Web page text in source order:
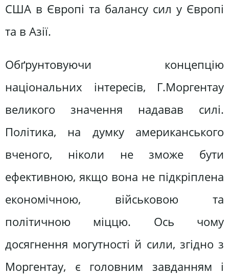
США в Європі та балансу сил у Європі
та в Азії.
Обґрунтовуючи концепцію
національних інтересів, Г.Моргентау
великого значення надавав силі.
Політика, на думку американського
вченого, ніколи не зможе бути
ефективною, якщо вона не підкріплена
економічною, військовою та
політичною міццю. Ось чому
досягнення могутності й сили, згідно з
Моргентау, є головним завданням і